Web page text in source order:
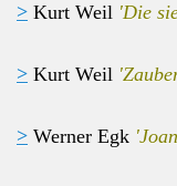
> Kurt Weil 'Die
> Kurt Weil
> Werner Egk